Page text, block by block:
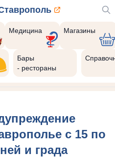
Медицина Магазины
Бары
- рестораны
с 15 по
и града